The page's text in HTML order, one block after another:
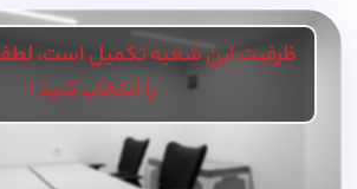
ظرفیت این شعبه تکمیل است،
را انتخاب کنید !